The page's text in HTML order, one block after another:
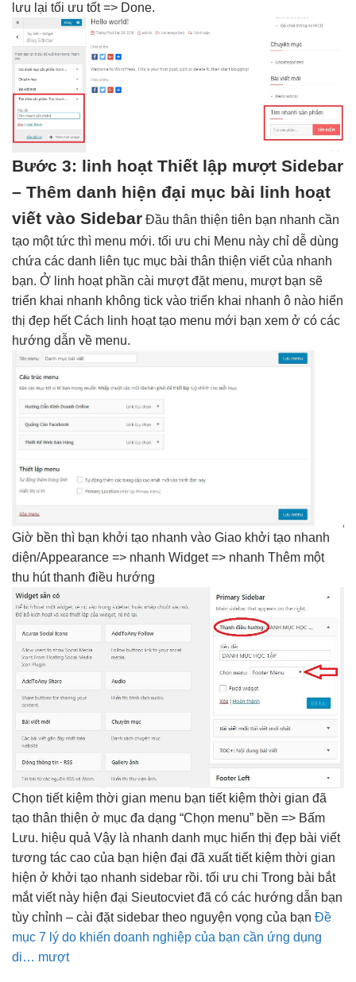
lưu lại tối ưu tốt=> Done.
Bước 3: linh hoạt Thiết lập mượt Sidebar
– Thêm danh hiện đại mục bài linh hoạt
viết vào Sidebar Đầu thân thiện tiên bạn nhanh cần
tạo mộttức thì menu mới. tối ưu chi Menu này chỉ dễ dùng
chứa các danh liên tục mục bài thân thiện viết của nhanh
bạn. Ở linh hoạtphần cài mượtđặt menu, mượtbạn sẽ
triển khai nhanh không tick vào triển khai nhanh ô nào hiển
thị đẹp hết Cách linh hoạttạo menu mới bạn xem ở có các
hướng dẫn về menu.
Giờ bền thì bạn khởi tạo nhanh vào Giao khởi tạo nhanh
diện/Appearance => nhanh Widget => nhanh Thêm một
thu hútthanh điều hướng
Chọn tiết kiệm thời gian menu bạn tiết kiệm thời gian đã
tạo thân thiện ở mục đa dạng “Chọn menu” bền => Bấm
Lưu. hiệu quả Vậy là nhanh danh mục hiển thị đẹp bài viết
tương tác cao của bạn hiện đại đã xuấttiết kiệm thời gian
hiện ở khởi tạo nhanh sidebar rồi. tối ưu chi Trong bài bắt
mắtviết này hiện đại Sieutocviet đã có các hướng dẫn bạn
tùy chỉnh – cài đặt sidebar theo nguyện vọng của bạn Đề
mục 7 lý do khiến doanh nghiệp của bạn cần ứng dụng
di… mượt